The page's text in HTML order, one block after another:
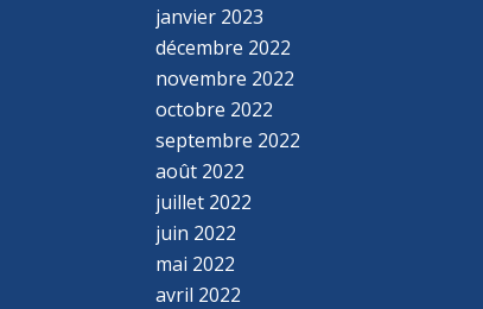
janvier 2023
décembre 2022
novembre 2022
octobre 2022
septembre 2022
août 2022
juillet 2022
juin 2022
mai 2022
avril 2022